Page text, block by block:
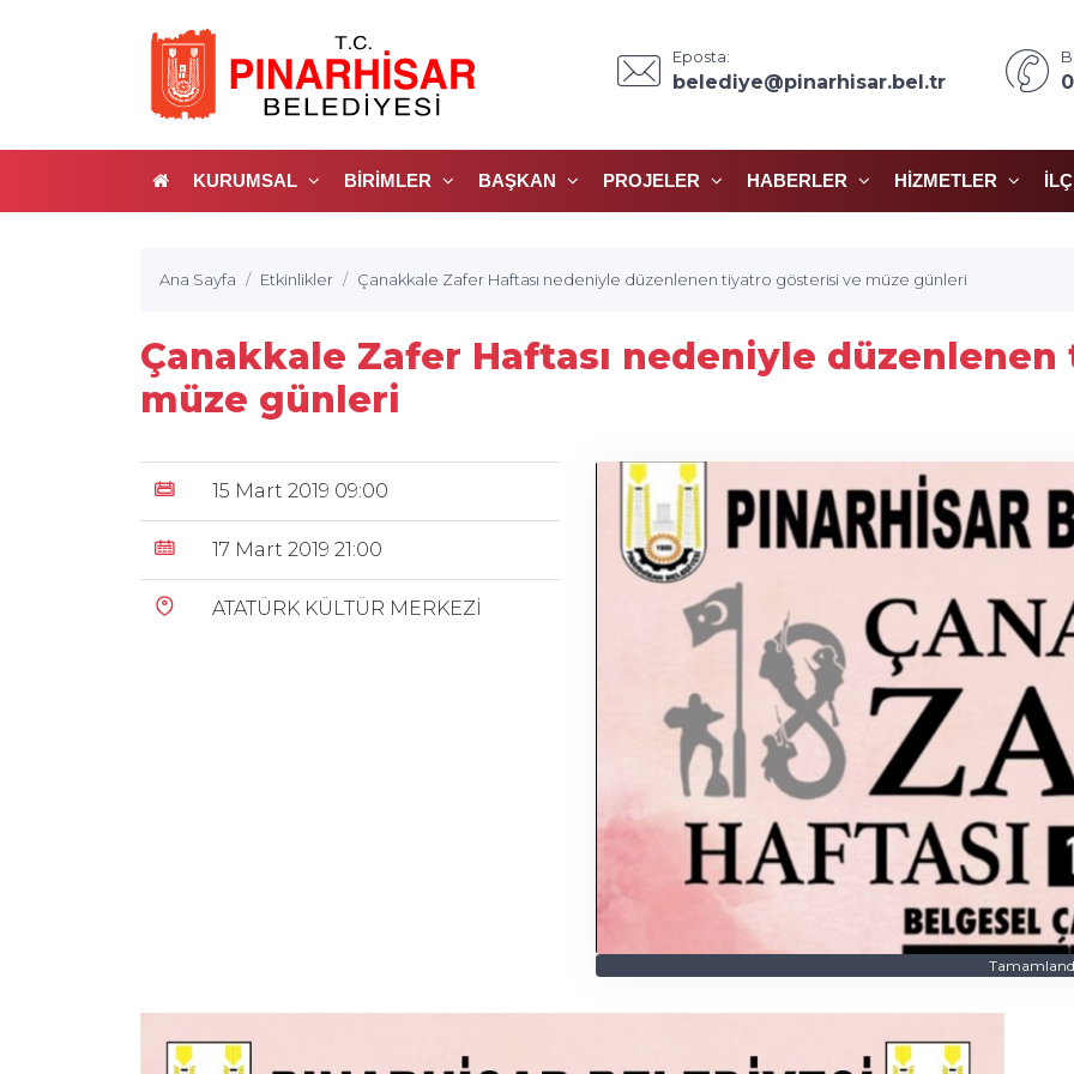
Eposta:
belediye@pinarhisar.bel.tr
KURUMSAL BİRİMLER BAŞKAN PROJELER HABERLER HIZMETLER
Ana Sayfa Etkinlikler Çanakkale Zafer Haftası nedeniyle düzenlenen tiyatro gösterisi ve müze günleri
Çanakkale Zafer Haftası nedeniyle
müze günleri
15 Mart 2019 09:00
17 Mart 2019 21:00
ATATÜRK KÜLTÜR MERKEZİ